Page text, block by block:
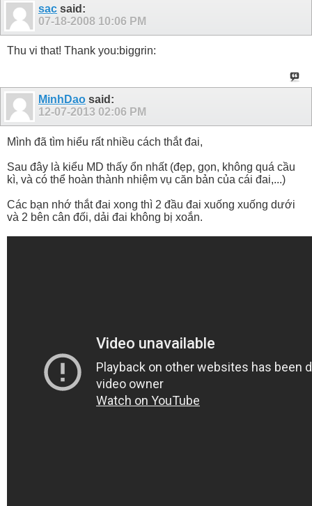
sac said:
07-18-2008 10:06 PM
Thu vi that! Thank you:biggrin:
MinhDao said:
12-07-2013 02:06 PM
Mình đã tìm hiểu rất nhiều cách thắt đai,
Sau đây là kiểu MD thấy ổn nhất (đẹp, gọn, không quá cầu
kì, và có thể hoàn thành nhiệm vụ căn bản của cái đai,...)
Các bạn nhớ thắt đai xong thì 2 đầu đai xuống xuống dưới
và 2 bên cân đối, dải đai không bị xoắn.